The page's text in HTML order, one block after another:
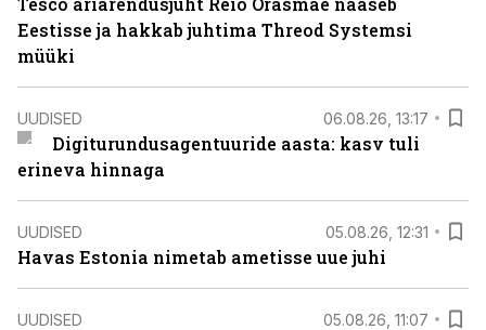
Eestisse ja hakkab juhtima Threod Systemsi
müüki
UUDISED 06.08.26, 13:17
Digiturundusagentuuride aasta: kasv tuli
erineva hinnaga
UUDISED 05.08.26, 12:31
Havas Estonia nimetab ametisse uue juhi
UUDISED 05.08.26, 11:07